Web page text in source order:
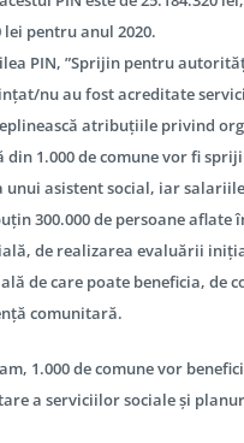
lei pentru anul 2020.
PIN, ”Sprijin pentru
nu au fost acreditate
atribuțiile privind
din 1.000 de comune vor fi
unui asistent social, iar
300.000 de persoane
de realizarea evaluării
de care poate beneficia, de
comunitară.
1.000 de comune vor
a serviciilor sociale și